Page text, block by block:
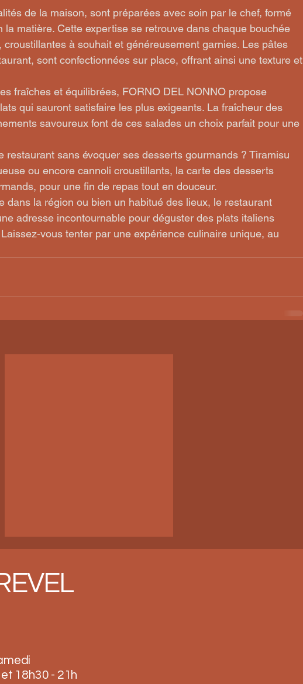
de la maison, sont préparées avec soin par le chef, formé
la matière. Cette expertise se retrouve dans chaque bouchée
à souhait et généreusement garnies. Les pâtes
sont confectionnées sur place, offrant ainsi une texture et
fraîches et équilibrées, FORNO DEL NONNO propose
qui sauront satisfaire les plus exigeants. La fraîcheur des
savoureux font de ces salades un choix parfait pour une
restaurant sans évoquer ses desserts gourmands ? Tiramisu
ou encore cannoli croustillants, la carte des desserts
pour une fin de repas tout en douceur.
dans la région ou bien un habitué des lieux, le restaurant
adresse incontournable pour déguster des plats italiens
vous tenter par une expérience culinaire unique, au
italiens traditionnels chez
FORNO DEL NONNO
18h30 - 21h